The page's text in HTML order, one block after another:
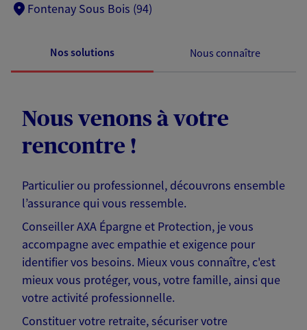
Fontenay Sous Bois (94)
Nos solutions Nous connaître
Nous venons à votre
rencontre !
Particulier ou professionnel, découvrons ensemble
l’assurance qui vous ressemble.
Conseiller AXA Épargne et Protection, je vous
accompagne avec empathie et exigence pour
identifier vos besoins. Mieux vous connaître, c'est
mieux vous protéger, vous, votre famille, ainsi que
votre activité professionnelle.
Constituer votre retraite, sécuriser votre